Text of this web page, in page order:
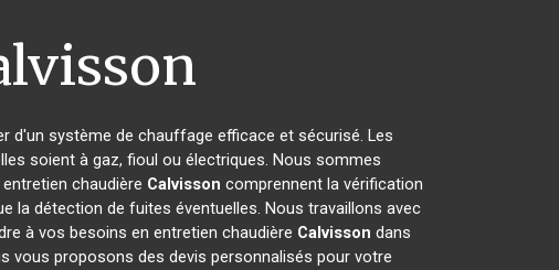
d'un système de chauffage efficace et sécurisé. Les
soient à gaz, fioul ou électriques. Nous sommes
chaudière Calvisson comprennent la vérification
la détection de fuites éventuelles. Nous travaillons avec
à vos besoins en entretien chaudière Calvisson dans
vous proposons des devis personnalisés pour votre